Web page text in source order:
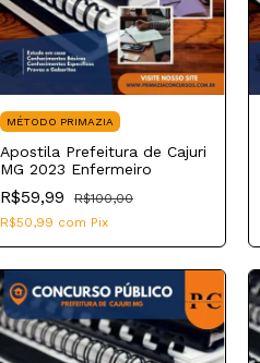
MÉTODO PRIMAZIA
Apostila Prefeitura de Cajuri
MG 2023 Enfermeiro
R$59,99
R$100,00
R$50,99 com Pix